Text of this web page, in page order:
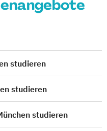
studieren
studieren
studieren